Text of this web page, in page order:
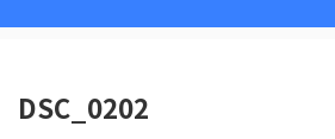
DSC_0202